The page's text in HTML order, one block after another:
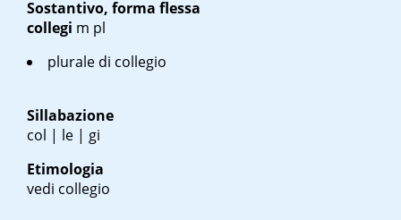
Sostantivo, forma flessa
collegi m pl
plurale di collegio
Sillabazione
col | le | gi
Etimologia
vedi collegio